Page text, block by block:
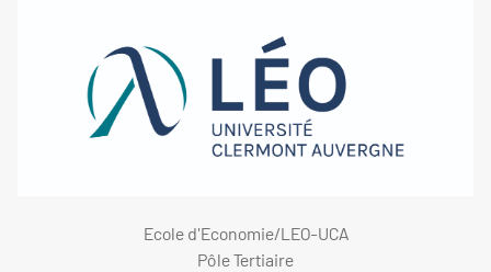
Ecole d'Economie/LEO-UCA
Pôle Tertiaire